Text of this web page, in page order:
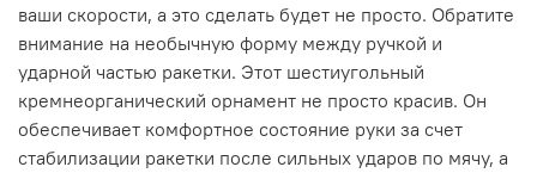
ваши скорости, а это сделать будет не просто. Обратите
внимание на необычную форму между ручкой и
ударной частью ракетки. Этот шестиугольный
кремнеорганический орнамент не просто красив. Он
обеспечивает комфортное состояние руки за счет
стабилизации ракетки после сильных ударов по мячу, а